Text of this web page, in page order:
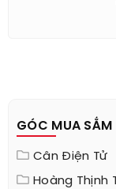
GÓC MUA SẮM
Cân Điện Tử
Hoàng Thịnh